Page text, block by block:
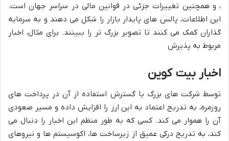
، و همچنین تغییرات جزئی در قوانین مالی در سراسر جهان است.
این اطلاعات، پالس های پایدار بازار را شکل می دهند و به سرمایه
گذاران کمک می کنند تا تصویر بزرگ تر را ببینند. برای مثال، اخبار
مربوط به پذیرش
اخبار بیت کوین
توسط شرکت های بزرگ یا گسترش استفاده از آن در پرداخت های
روزمره، به تدریج اعتماد به این ارز را افزایش داده و مسیر صعودی
آن را هموار می کند. کسی که به طور منظم این اخبار را دنبال می
کند، به تدریج درکی عمیق از زیرساخت ها، اکوسیستم ها و نیروهای